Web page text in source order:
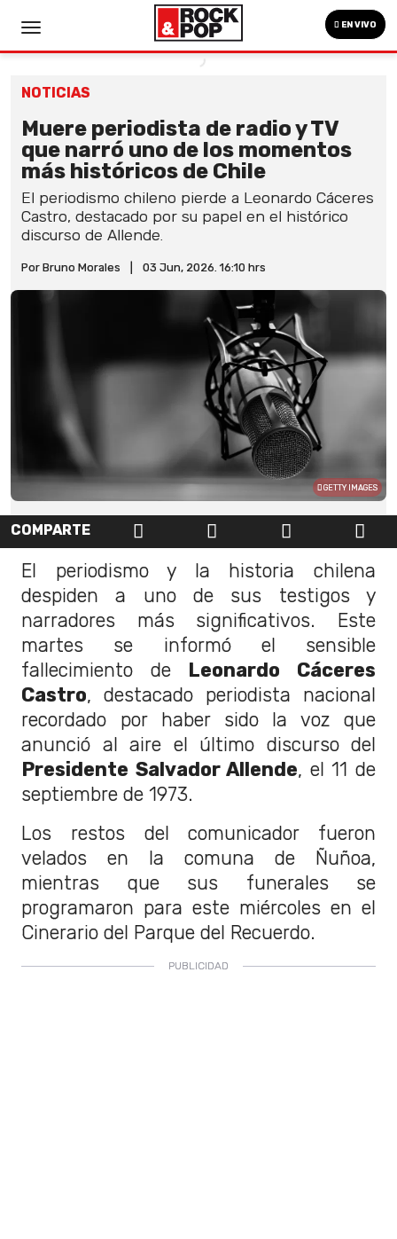
EN VIVO
NOTICIAS
Muere periodista de radio y TV
que narró uno de los momentos
más históricos de Chile
El periodismo chileno pierde a Leonardo Cáceres
Castro, destacado por su papel en el histórico
discurso de Allende.
Por Bruno Morales 03 Jun, 2026. 16:10 hrs
GETTY IMAGES
COMPARTE
El periodismo y la historia chilena
despiden a uno de sus testigos y
narradores más significativos. Este
martes se informó el sensible
fallecimiento de Leonardo Cáceres
Castro, destacado periodista nacional
recordado por haber sido la voz que
anunció al aire el último discurso del
Presidente Salvador Allende, el 11 de
septiembre de 1973.
Los restos del comunicador fueron
velados en la comuna de Ñuñoa,
mientras que sus funerales se
programaron para este miércoles en el
Cinerario del Parque del Recuerdo.